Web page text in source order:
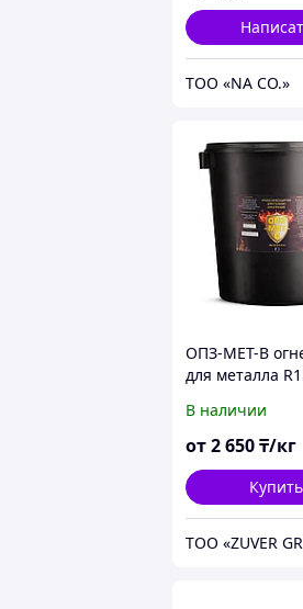
ТОО «NA CO.»
ОПЗ-МЕТ-В
для металла
В наличии
от2 650₸/кг
Купить